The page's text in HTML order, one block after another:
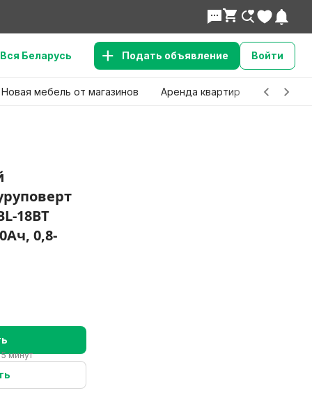
Вся Беларусь Подать объявление Войти
Новая мебель от магазинов Аренда квартир Детские
18BT
0,8-
минут